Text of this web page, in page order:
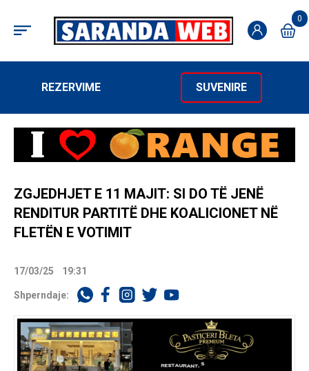
0
REZERVIME SUVENIRE
ZGJEDHJET E 11 MAJIT: SI DO TË JENË
RENDITUR PARTITË DHE KOALICIONET NË
FLETËN E VOTIMIT
17/03/25 19:31
Shperndaje: